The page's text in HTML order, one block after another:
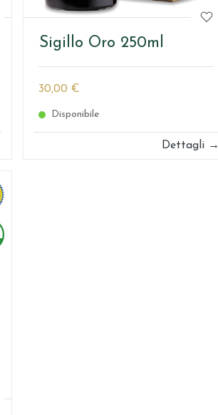
Sigillo Oro 250ml
30,00 €
Disponibile
Dettagli →